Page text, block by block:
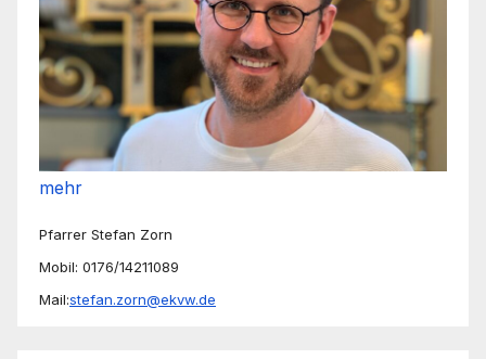
mehr
Pfarrer Stefan Zorn
Mobil: 0176/14211089
Mail:stefan.zorn@ekvw.de